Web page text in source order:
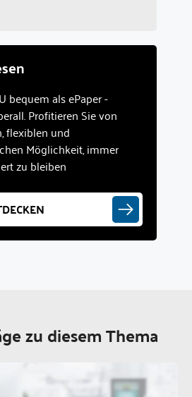
bequem als ePaper -
Profitieren Sie von
flexiblen und
Möglichkeit, immer
zu bleiben
zu diesem Thema